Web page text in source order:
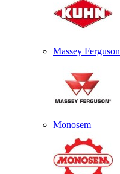
Massey Ferguson
Monosem